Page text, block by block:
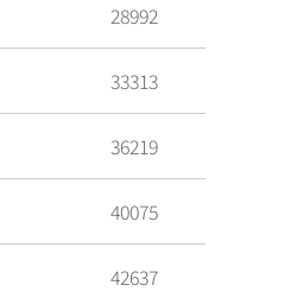
28992
33313
36219
40075
42637